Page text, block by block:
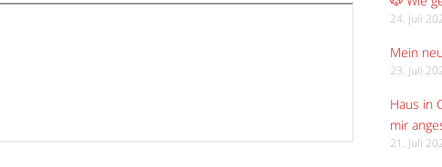
24. Juli
Mein
23. Juli
Haus in
mir
21. Juli